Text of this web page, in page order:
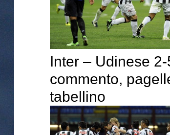
Inter – Udinese 2-
commento,
tabellino